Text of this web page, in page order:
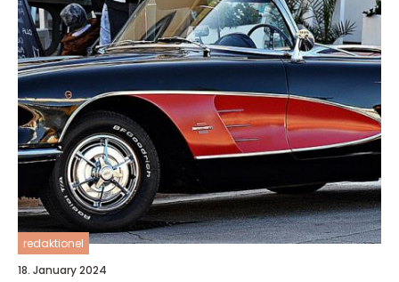
redaktionel
18. January 2024